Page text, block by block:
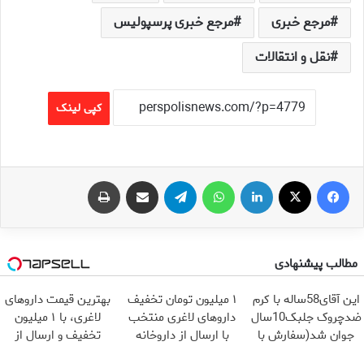
مرجع خبری
مرجع خبری پرسپولیس
نقل و انتقالات
کپی لینک
فیس بوک لینکدین تلگرام اشتراک گذاری از طریق ایمیل
مطالب پیشنهادی
این آقای58ساله با کرم
ضدچروک جلبک10سال
جوان شد(سفارش با
۱ میلیون تومان تخفیف
داروهای لاغری منتخب
با ارسال از داروخانه
بهترین قیمت داروهای
لاغری، با ۱ میلیون
تخفیف و ارسال از